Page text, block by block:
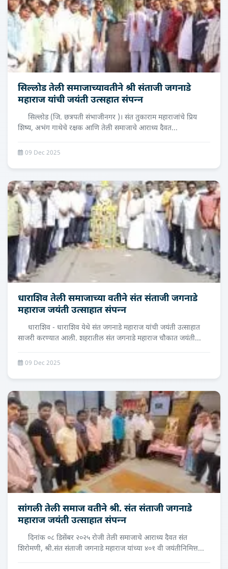
सिल्लोड तेली समाजाच्‍यावतीने श्री संताजी जगनाडे
महाराज यांची जयंती उत्‍सहात संपन्‍न
सिल्लोड (जि. छत्रपती संभाजीनगर )। संत तुकाराम महाराजांचे प्रिय
शिष्य, अभंग गाथेचे रक्षक आणि तेली समाजाचे आराध्य दैवत...
09 Dec 2025
धाराशिव तेली समाजाच्‍या वतीने संत संताजी जगनाडे
महाराज जयंती उत्साहात संपन्‍न
धाराशिव - धाराशिव येथे संत जगनाडे महाराज यांची जयंती उत्साहात
साजरी करण्यात आली. शहरातील संत जगनाडे महाराज चौकात जयंती...
09 Dec 2025
सांगली तेली समाज वतीने श्री. संत संताजी जगनाडे
महाराज जयंती उत्‍साहात संपन्‍न
दिनांक ०८ डिसेंबर २०२५ रोजी तेली समाजाचे आराध्य दैवत संत
शिरोमणी, श्री.संत संताजी जगनाडे महाराज यांच्या ४०१ वी जयंतीनिमित्त...